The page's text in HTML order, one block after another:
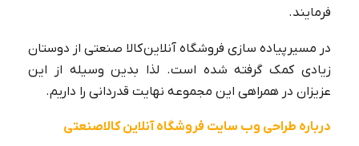
فرمایند.
در مسیر پیاده سازی فروشگاه آنلاین کالا صنعتی از دوستان
زیادی کمک گرفته شده است. لذا بدین وسیله از این
عزیزان در همراهی این مجموعه نهایت قدردانی را داریم.
درباره طراحی وب سایت فروشگاه آنلاین کالاصنعتی